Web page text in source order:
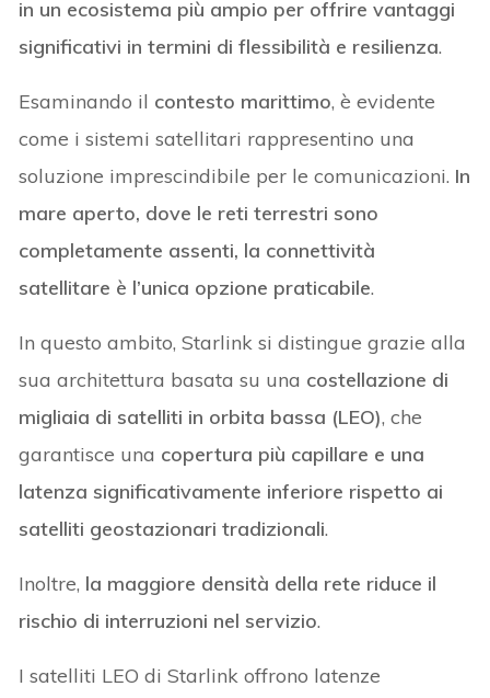
in un ecosistema più ampio per offrire vantaggi
significativi in termini di flessibilità e resilienza.
Esaminando il contesto marittimo, è evidente
come i sistemi satellitari rappresentino una
soluzione imprescindibile per le comunicazioni. In
mare aperto, dove le reti terrestri sono
completamente assenti, la connettività
satellitare è l’unica opzione praticabile.
In questo ambito, Starlink si distingue grazie alla
sua architettura basata su una costellazione di
migliaia di satelliti in orbita bassa (LEO), che
garantisce una copertura più capillare e una
latenza significativamente inferiore rispetto ai
satelliti geostazionari tradizionali.
Inoltre, la maggiore densità della rete riduce il
rischio di interruzioni nel servizio.
I satelliti LEO di Starlink offrono latenze